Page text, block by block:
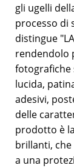
gli ugelli
processo di
distingue
rendendolo
fotografiche
lucida,
adesivi,
delle
prodotto è
brillanti,
a una